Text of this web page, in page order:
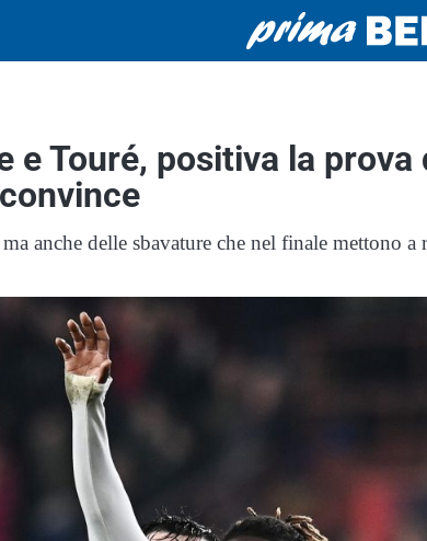
e Touré, positiva la prova
anche delle sbavature che nel finale mettono